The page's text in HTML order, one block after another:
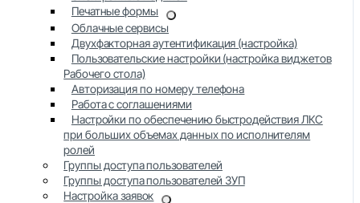
Печатные формы
Облачные сервисы
Двухфакторная аутентификация (настройка)
Пользовательские настройки (настройка виджетов
Рабочего стола)
Авторизация по номеру телефона
Работа с соглашениями
Настройки по обеспечению быстродействия ЛКС
при больших объемах данных по исполнителям
ролей
Группы доступа пользователей
Группы доступа пользователей ЗУП
Настройка заявок